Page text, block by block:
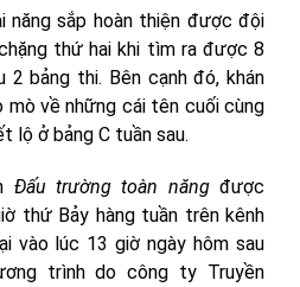
năng sắp hoàn thiện được đội
thứ hai khi tìm ra được 8
2 bảng thi. Bên cạnh đó, khán
về những cái tên cuối cùng
lộ ở bảng C tuần sau.
Đấu trường toàn năng được
thứ Bảy hàng tuần trên kênh
vào lúc 13 giờ ngày hôm sau
trình do công ty Truyền